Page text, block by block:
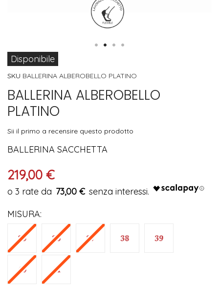
Vai
all'inizio
della
galleria
di
immagini
Disponibile
SKU BALLERINA ALBEROBELLO PLATINO
BALLERINA ALBEROBELLO
PLATINO
Sii il primo a recensire questo prodotto
BALLERINA SACCHETTA
219,00 €
73,00 €
MISURA